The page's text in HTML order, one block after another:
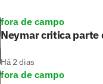
fora de campo
Neymar critica parte
Há 2 dias
fora de campo